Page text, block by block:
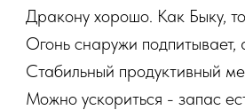
Дракону хорошо. Как Быку,
Огонь снаружи подпитывает,
Стабильный продуктивный
Можно ускориться - запас